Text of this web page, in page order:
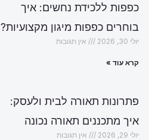
כפפות ללכידת נחשים: איך
בוחרים כפפות מיגון מקצועיות?
יולי 30, 2026 אין תגובות
קרא עוד »
פתרונות תאורה לבית ולעסק:
איך מתכננים תאורה נכונה
יולי 29, 2026 אין תגובות